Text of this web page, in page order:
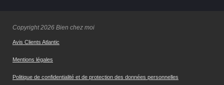
Copyright 2026 Bien chez moi
Avis Clients Atlantic
Mentions légales
Politique de confidentialité et de protection des données personnelles